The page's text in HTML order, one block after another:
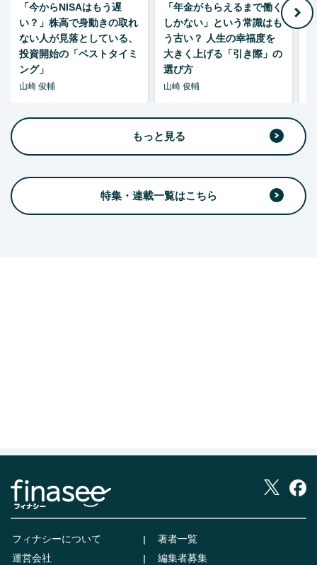
「今からNISAはもう遅
い？」株高で身動きの取れ
ない人が見落としている、
投資開始の「ベストタイミ
ング」
山崎 俊輔
「年金がもらえるまで働く
しかない」という常識はも
う古い？ 人生の幸福度を
大きく上げる「引き際」の
選び方
山崎 俊輔
もっと見る
特集・連載一覧はこちら
フィナシーについて
著者一覧
運営会社
編集者募集